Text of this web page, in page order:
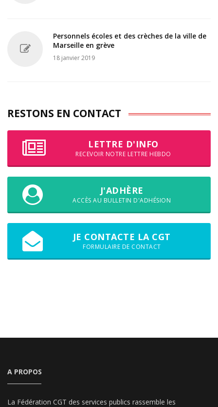
Personnels écoles et des crèches de la ville de
Marseille en grève
18 janvier 2019
RESTONS EN CONTACT
LETTRE D'INFO
RECEVOIR NOTRE LETTRE HEBDO
J'ADHÈRE
ACCÈS AU BULLETIN D'ADHÉSION
JE CONTACTE LA CGT
FORMULAIRE DE CONTACT
A PROPOS
La Fédération CGT des services publics rassemble les